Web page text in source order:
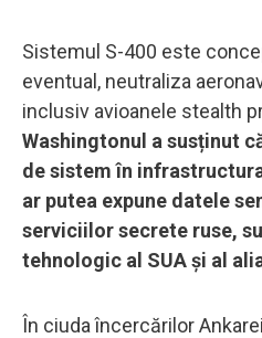
Sistemul S-400 este
eventual, neutraliza
inclusiv avioanele stealth
Washingtonul a susținut
de sistem în
ar putea expune datele
serviciilor secrete ruse,
tehnologic al SUA și al
În ciuda încercărilor